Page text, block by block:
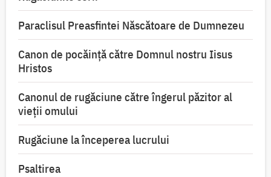
Paraclisul Preasfintei Născătoare de Dumnezeu
Canon de pocăință către Domnul nostru Iisus
Hristos
Canonul de rugăciune către îngerul păzitor al
vieții omului
Rugăciune la începerea lucrului
Psaltirea